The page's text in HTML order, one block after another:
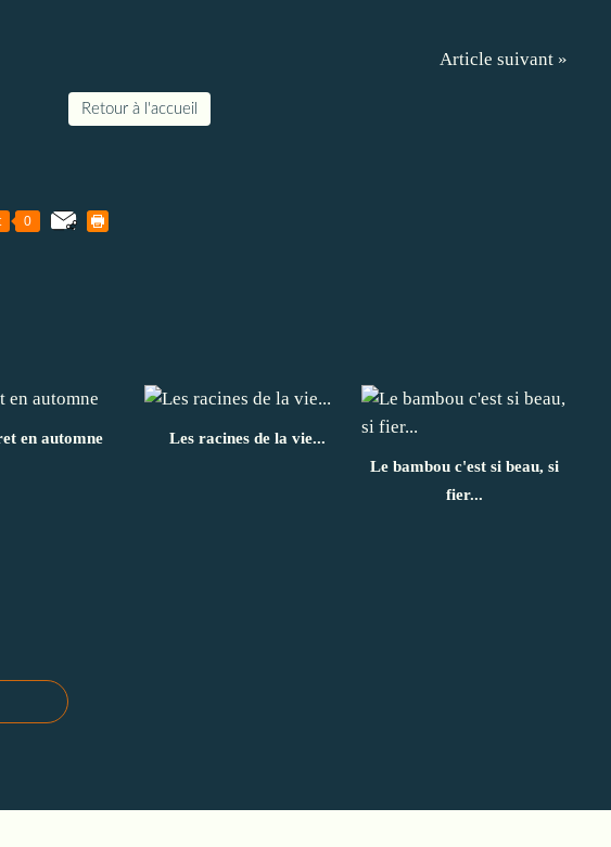
Article suivant »
Retour à l'accueil
0
en automne
Les racines de la vie...
Le bambou c'est si beau, si
fier...